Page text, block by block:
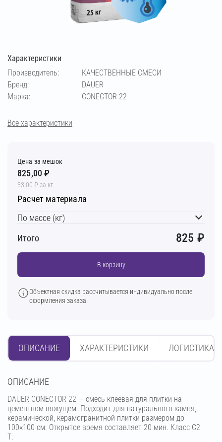
Характеристики
Производитель:
КАЧЕСТВЕННЫЕ СМЕСИ
Бренд:
DAUER
Марка:
CONECTOR 22
Все характеристики
Цена за мешок
825,00 ₽
33,00 ₽ за кг
Расчет материала
По массе (кг)
Итого
825 ₽
В корзину
Объектная скидка рассчитывается индивидуально после
оформления заказа.
ОПИСАНИЕ ХАРАКТЕРИСТИКИ ЛОГИСТИКА
OПИСАНИЕ
DAUER CONECTOR 22 — смесь клеевая для плитки на
цементном вяжущем. Подходит для натурального камня,
керамической, керамогранитной плитки размером до
100×100 см. Открытое время составляет 20 мин. Класс C2
Т.